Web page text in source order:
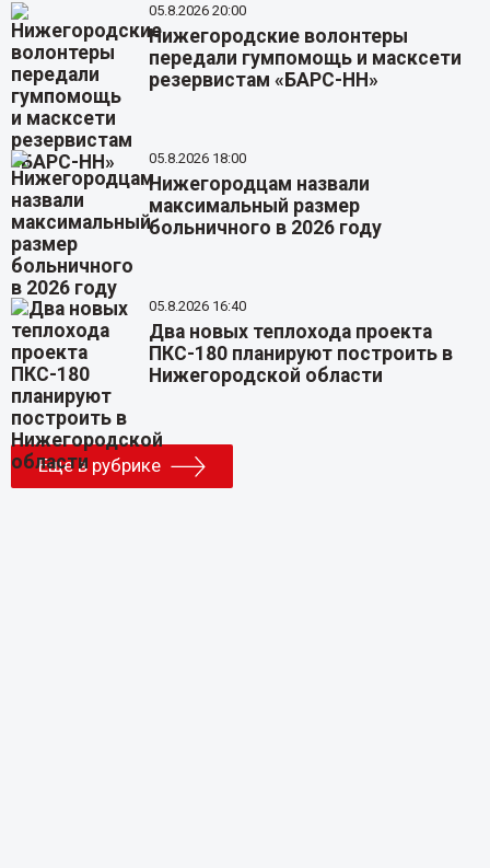
05.8.2026 20:00
Нижегородские волонтеры
передали гумпомощь и масксети
резервистам «БАРС-НН»
05.8.2026 18:00
Нижегородцам назвали
максимальный размер
больничного в 2026 году
05.8.2026 16:40
Два новых теплохода проекта
ПКС-180 планируют построить в
Нижегородской области
Еще в рубрике